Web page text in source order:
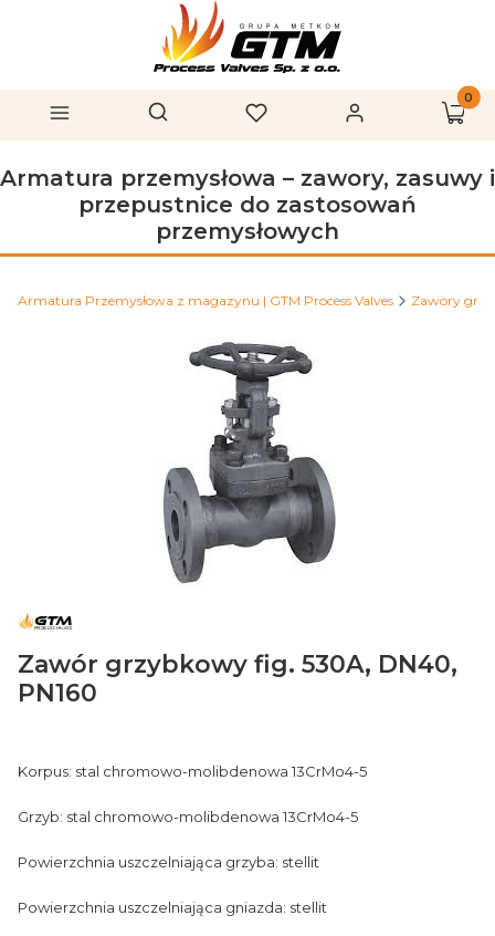
Menu Otwórz wyszukiwarkę
Szukaj Ulubione Zaloguj się
Armatura przemysłowa – zawory, zasuwy i
przepustnice do zastosowań
przemysłowych
Armatura Przemysłowa z magazynu | GTM Process Valves Zawory
Zawór grzybkowy fig. 530A, DN40,
PN160
Korpus: stal chromowo-molibdenowa 13CrMo4-5
Grzyb: stal chromowo-molibdenowa 13CrMo4-5
Powierzchnia uszczelniająca grzyba: stellit
Powierzchnia uszczelniająca gniazda: stellit